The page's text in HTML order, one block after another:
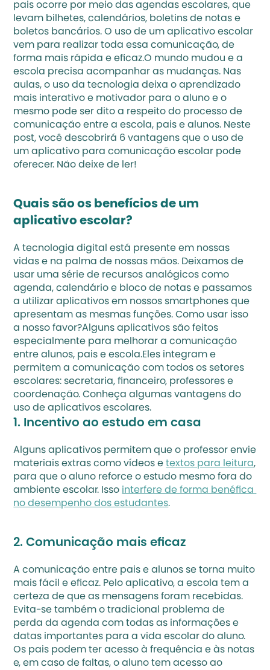
pais ocorre por meio das agendas escolares, que
levam bilhetes, calendários, boletins de notas e
boletos bancários. O uso de um aplicativo escolar
vem para realizar toda essa comunicação, de
forma mais rápida e eficaz.O mundo mudou e a
escola precisa acompanhar as mudanças. Nas
aulas, o uso da tecnologia deixa o aprendizado
mais interativo e motivador para o aluno e o
mesmo pode ser dito a respeito do processo de
comunicação entre a escola, pais e alunos. Neste
post, você descobrirá 6 vantagens que o uso de
um aplicativo para comunicação escolar pode
oferecer. Não deixe de ler!
Quais são os benefícios de um
aplicativo escolar?
A tecnologia digital está presente em nossas
vidas e na palma de nossas mãos. Deixamos de
usar uma série de recursos analógicos como
agenda, calendário e bloco de notas e passamos
a utilizar aplicativos em nossos smartphones que
apresentam as mesmas funções. Como usar isso
a nosso favor?Alguns aplicativos são feitos
especialmente para melhorar a comunicação
entre alunos, pais e escola.Eles integram e
permitem a comunicação com todos os setores
escolares: secretaria, financeiro, professores e
coordenação. Conheça algumas vantagens do
uso de aplicativos escolares.
1. Incentivo ao estudo em casa
Alguns aplicativos permitem que o professor envie
materiais extras como vídeos e textos para leitura,
para que o aluno reforce o estudo mesmo fora do
ambiente escolar. Isso interfere de forma benéfica
no desempenho dos estudantes.
2. Comunicação mais eficaz
A comunicação entre pais e alunos se torna muito
mais fácil e eficaz. Pelo aplicativo, a escola tem a
certeza de que as mensagens foram recebidas.
Evita-se também o tradicional problema de
perda da agenda com todas as informações e
datas importantes para a vida escolar do aluno.
Os pais podem ter acesso à frequência e às notas
e, em caso de faltas, o aluno tem acesso ao